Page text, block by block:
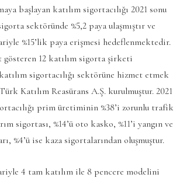
başlayan katılım sigortacılığı 2021 sonu
sektöründe %5,2 paya ulaşmıştır ve
%15’lik paya erişmesi hedeflenmektedir.
gösteren 12 katılım sigorta şirketi
sigortacılığı sektörüne hizmet etmek
Katılım Reasürans A.Ş. kurulmuştur. 2021
prim üretiminin %38’i zorunlu trafik
sigortası, %14’ü oto kasko, %11’i yangın ve
%4’ü ise kaza sigortalarından oluşmuştur.
4 tam katılım ile 8 pencere modelini